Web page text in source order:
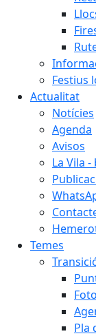
Festius
Actualitat
Notícies
Agenda
Avisos
La Vila
Temes
Pla